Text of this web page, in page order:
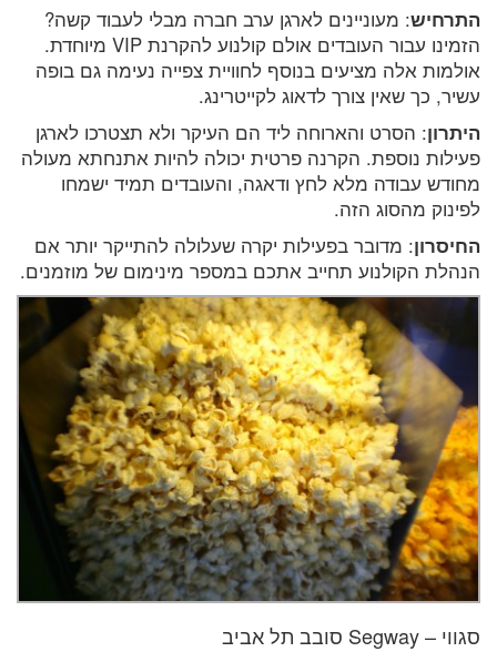
התרחיש: מעוניינים לארגן ערב חברה מבלי לעבוד קשה?
הזמינו עבור העובדים אולם קולנוע להקרנת VIP מיוחדת.
אולמות אלה מציעים בנוסף לחוויית צפייה נעימה גם בופה
עשיר, כך שאין צורך לדאוג לקייטרינג.
היתרון: הסרט והארוחה ליד הם העיקר ולא תצטרכו לארגן
פעילות נוספת. הקרנה פרטית יכולה להיות אתנחתא מעולה
מחודש עבודה מלא לחץ ודאגה, והעובדים תמיד ישמחו
לפינוק מהסוג הזה.
החיסרון: מדובר בפעילות יקרה שעלולה להתייקר יותר אם
הנהלת הקולנוע תחייב אתכם במספר מינימום של מוזמנים.
סגווי – Segway סובב תל אביב